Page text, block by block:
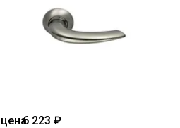
цена6 223 ₽